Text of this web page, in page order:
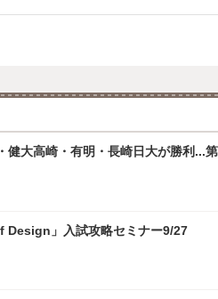
健大高崎・有明・長崎日大が勝利...
」入試攻略セミナー9/27